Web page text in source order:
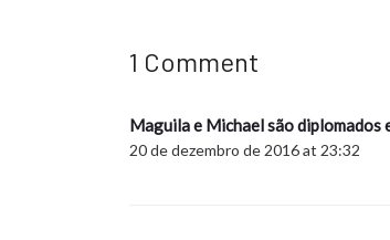
1 Comment
Maguila e Michael são
20 de dezembro de 2016 at 23:32